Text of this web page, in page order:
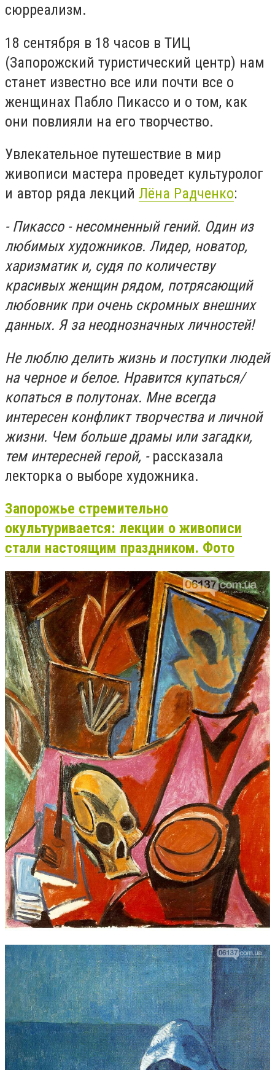
сюрреализм.
18 сентября в 18 часов в ТИЦ
(Запорожский туристический центр) нам
станет известно все или почти все о
женщинах Пабло Пикассо и о том, как
они повлияли на его творчество.
Увлекательное путешествие в мир
живописи мастера проведет культуролог
и автор ряда лекций Лёна Радченко:
- Пикассо - несомненный гений. Один из
любимых художников. Лидер, новатор,
харизматик и, судя по количеству
красивых женщин рядом, потрясающий
любовник при очень скромных внешних
данных. Я за неоднозначных личностей!
Не люблю делить жизнь и поступки людей
на черное и белое. Нравится купаться/
копаться в полутонах. Мне всегда
интересен конфликт творчества и личной
жизни. Чем больше драмы или загадки,
тем интересней герой, - рассказала
лекторка о выборе художника.
Запорожье стремительно
окультуривается: лекции о живописи
стали настоящим праздником. Фото